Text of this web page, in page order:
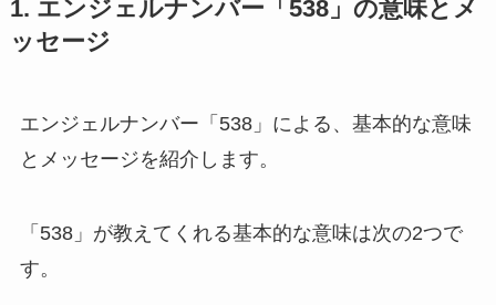
1. エンジェルナンバー「538」の意味とメ
ッセージ
エンジェルナンバー「538」による、基本的な意味
とメッセージを紹介します。
「538」が教えてくれる基本的な意味は次の2つで
す。